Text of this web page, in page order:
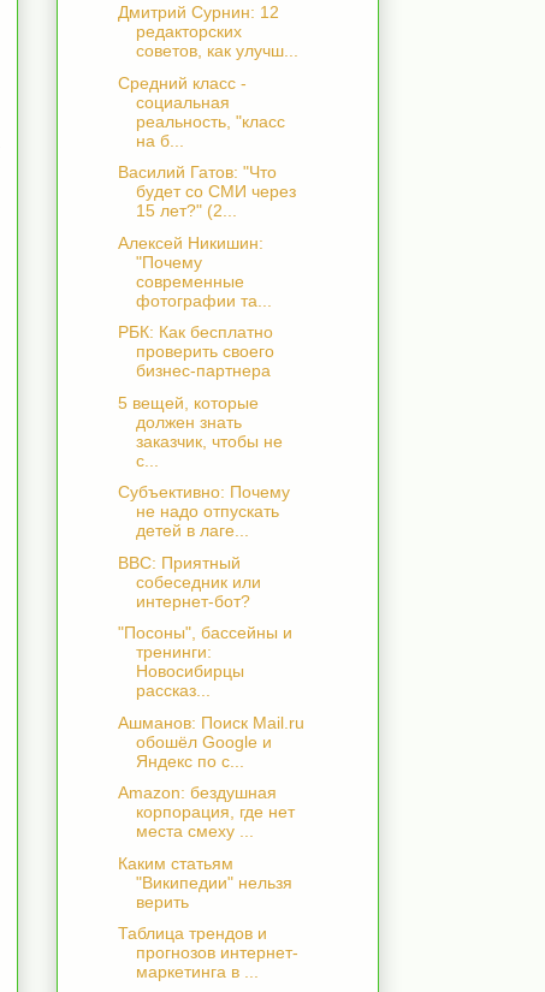
Дмитрий Сурнин: 12
редакторских
советов, как улучш...
Средний класс -
социальная
реальность, "класс
на б...
Василий Гатов: "Что
будет со СМИ через
15 лет?" (2...
Алексей Никишин:
"Почему
современные
фотографии та...
РБК: Как бесплатно
проверить своего
бизнес-партнера
5 вещей, которые
должен знать
заказчик, чтобы не
с...
Субъективно: Почему
не надо отпускать
детей в лаге...
ВВС: Приятный
собеседник или
интернет-бот?
"Посоны", бассейны и
тренинги:
Новосибирцы
рассказ...
Ашманов: Поиск Mail.ru
обошёл Google и
Яндекс по с...
Amazon: бездушная
корпорация, где нет
места смеху ...
Каким статьям
"Википедии" нельзя
верить
Таблица трендов и
прогнозов интернет-
маркетинга в ...